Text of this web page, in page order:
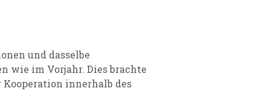
und dasselbe
wie im Vorjahr. Dies brachte
innerhalb des